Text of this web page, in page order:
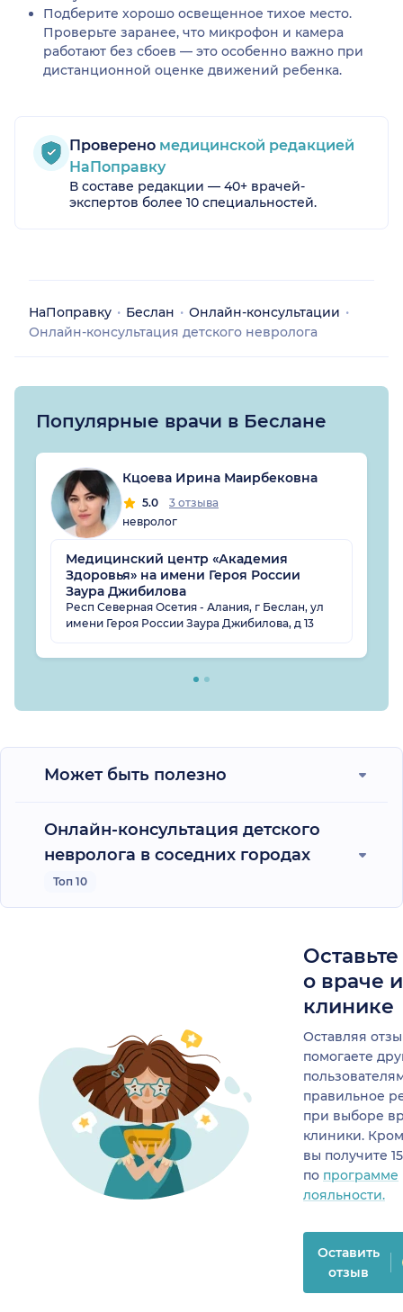
Подберите хорошо освещенное тихое место.
Проверьте заранее, что микрофон и камера
работают без сбоев — это особенно важно при
дистанционной оценке движений ребенка.
Проверено медицинской редакцией
НаПоправку
В составе редакции — 40+ врачей-
экспертов более 10 специальностей.
НаПоправку Беслан
Онлайн-консультации
Онлайн-консультация детского невролога
Популярные врачи в Беслане
Кцоева Ирина Маирбековна
5.0
3 отзыва
невролог
Медицинский центр «Академия
Здоровья» на имени Героя России
Заура Джибилова
Респ Северная Осетия - Алания, г Беслан, ул
имени Героя России Заура Джибилова, д 13
Может быть полезно
Онлайн-консультация детского
невролога в соседних городах
Топ 10
о враче
клинике
Оставляя
помогаете
правильное
при выборе
клиники.
вы получите
по программе
лояльности.
Оставить
отзыв